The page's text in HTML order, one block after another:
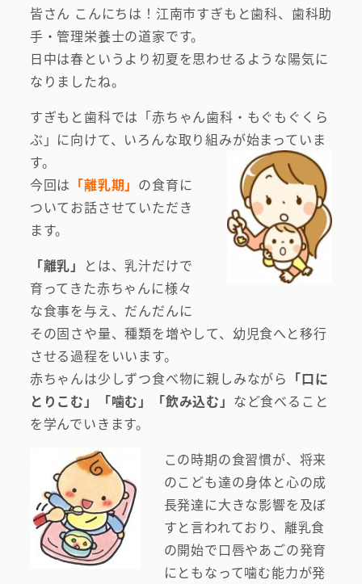
皆さん こんにちは！江南市すぎもと歯科、歯科助
手・管理栄養士の道家です。
日中は春というより初夏を思わせるような陽気に
なりましたね。
すぎもと歯科では「赤ちゃん歯科・もぐもぐくら
ぶ」に向けて、いろんな取り組みが始まっていま
す。
今回は 「離乳期」 の食育に
ついてお話させていただき
ます。
「離乳」 とは、乳汁だけで
育ってきた赤ちゃんに様々
な食事を与え、だんだんに
その固さや量、種類を増やして、幼児食へと移行
させる過程をいいます。
赤ちゃんは少しずつ食べ物に親しみながら 「口に
とりこむ」「噛む」「飲み込む」 など食べること
を学んでいきます。
この時期の食習慣が、将来
のこども達の身体と心の成
長発達に大きな影響を及ぼ
すと言われており、離乳食
の開始で口唇やあごの発育
にともなって噛む能力が発